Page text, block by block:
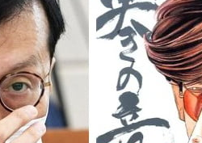
とは？
馬GI競走で勝利騎手がもらえる賞
外すぎるモチーフとは？
鳴かず飛ばずに終わりそうなスー
の歴史。松山以前に最高位だった選